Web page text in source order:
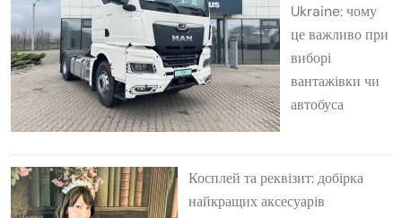
Ukraine: чому
це важливо при
виборі
вантажівки чи
автобуса
Косплей та реквізит: добірка
найкращих аксесуарів